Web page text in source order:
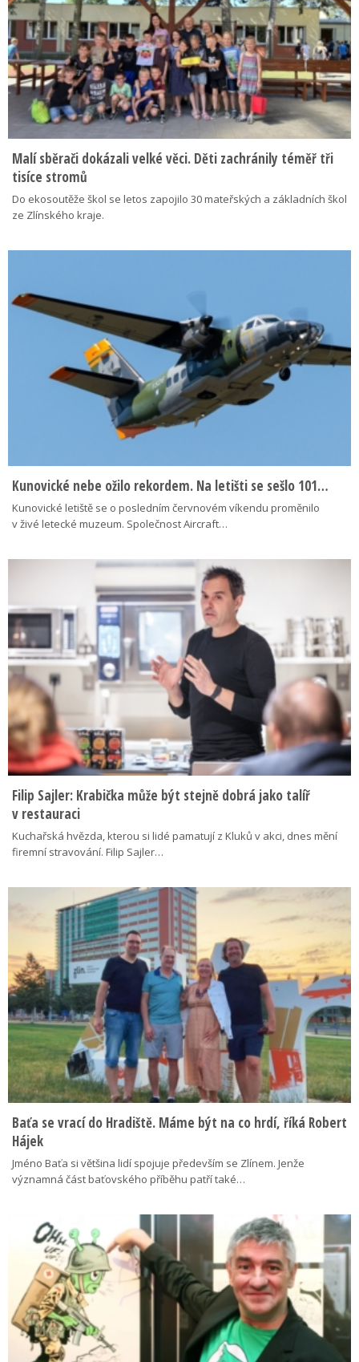
Malí sběrači dokázali velké věci. Děti zachránily téměř tři
tisíce stromů
Do ekosoutěže škol se letos zapojilo 30 mateřských a základních škol
ze Zlínského kraje.
Kunovické nebe ožilo rekordem. Na letišti se sešlo 101…
Kunovické letiště se o posledním červnovém víkendu proměnilo
v živé letecké muzeum. Společnost Aircraft…
Filip Sajler: Krabička může být stejně dobrá jako talíř
v restauraci
Kuchařská hvězda, kterou si lidé pamatují z Kluků v akci, dnes mění
firemní stravování. Filip Sajler…
Baťa se vrací do Hradiště. Máme být na co hrdí, říká Robert
Hájek
Jméno Baťa si většina lidí spojuje především se Zlínem. Jenže
významná část baťovského příběhu patří také…